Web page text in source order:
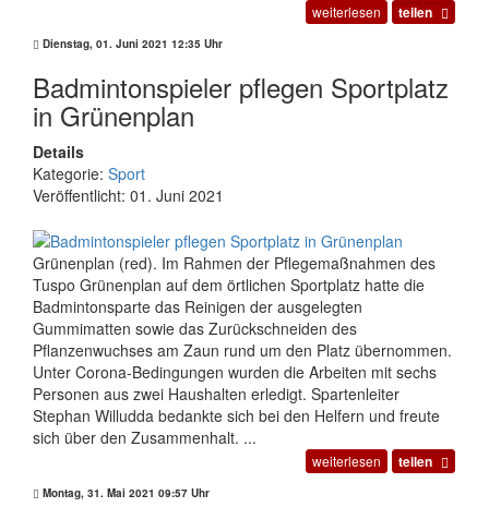
weiterlesen teilen
Dienstag, 01. Juni 2021 12:35 Uhr
Badmintonspieler pflegen Sportplatz
in Grünenplan
Details
Kategorie: Sport
Veröffentlicht: 01. Juni 2021
Grünenplan (red). Im Rahmen der Pflegemaßnahmen des
Tuspo Grünenplan auf dem örtlichen Sportplatz hatte die
Badmintonsparte das Reinigen der ausgelegten
Gummimatten sowie das Zurückschneiden des
Pflanzenwuchses am Zaun rund um den Platz übernommen.
Unter Corona-Bedingungen wurden die Arbeiten mit sechs
Personen aus zwei Haushalten erledigt. Spartenleiter
Stephan Willudda bedankte sich bei den Helfern und freute
sich über den Zusammenhalt. ...
weiterlesen teilen
Montag, 31. Mai 2021 09:57 Uhr